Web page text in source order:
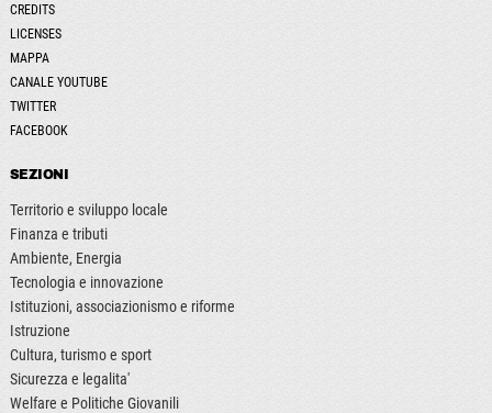
CREDITS
LICENSES
MAPPA
CANALE YOUTUBE
TWITTER
FACEBOOK
SEZIONI
Territorio e sviluppo locale
Finanza e tributi
Ambiente, Energia
Tecnologia e innovazione
Istituzioni, associazionismo e riforme
Istruzione
Cultura, turismo e sport
Sicurezza e legalita'
Welfare e Politiche Giovanili